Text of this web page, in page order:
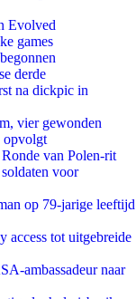
Evolved
games
derde
na dickpic in
vier gewonden
opvolgt
van Polen-rit
voor
op 79-jarige leeftijd
access tot uitgebreide
ambassadeur naar